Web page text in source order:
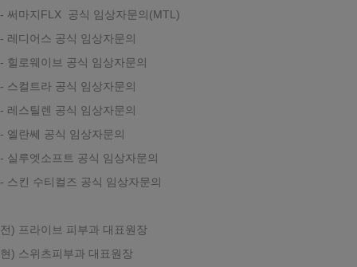
- 써마지FLX 공식 임상자문의(MTL)
- 레디어스 공식 임상자문의
- 힐로웨이브 공식 임상자문의
- 스컬트라 공식 임상자문의
- 레스틸렌 공식 임상자문의
- 엘란쎄 공식 임상자문의
- 실루엣소프트 공식 임상자문의
- 스킨 수티컬즈 공식 임상자문의
전) 프라이브 피부과 대표원장
현) 스위츠피부과 대표원장